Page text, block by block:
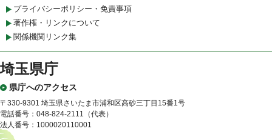
プライバシーポリシー・免責事項
著作権・リンクについて
関係機関リンク集
埼玉県庁
県庁へのアクセス
〒330-9301 埼玉県さいたま市浦和区高砂三丁目15番1号
電話番号：048-824-2111（代表）
法人番号：1000020110001